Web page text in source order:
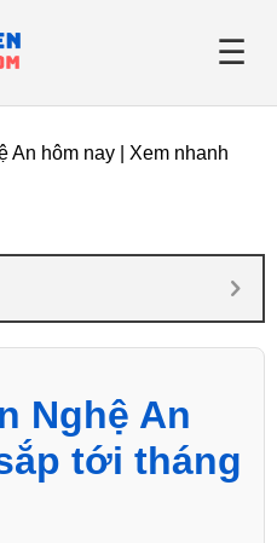
☰
An hôm nay | Xem nhanh
Nghệ An
tới tháng